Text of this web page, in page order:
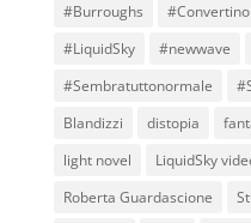
#Burroughs
#Convertino
#LiquidSky
#newwave
#Sembratuttonormale
Blandizzi
distopia
light novel
LiquidSky
Roberta Guardascione